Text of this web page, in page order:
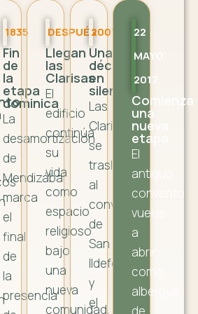
1835
Fin
de
la
etapa
dominica
La
desamortización
de
Mendizábal
marca
el
final
de
la
presencia
DESPUÉS
Llegan
las
Clarisas
El
edificio
continúa
su
vida
como
espacio
religioso
bajo
una
nueva
comunidad,
2007
Una
década
en
silencio
Las
Clarisas
se
trasladan
al
convento
de
San
Ildefonso
y
el
22
MAYO
2017
Comienza
una
nueva
etapa
El
antiguo
convento
vuelve
a
abrir
como
albergue
de